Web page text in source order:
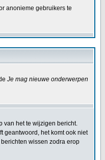
anonieme gebruikers te
Je mag nieuwe onderwerpen
van het te wijzigen bericht.
geantwoord, het komt ook niet
wissen zodra erop